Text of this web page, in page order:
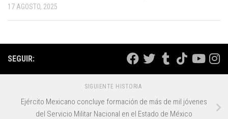
17 AGOSTO, 2025
SEGUIR:
SIGUIENTE HISTORIA
Ejército Mexicano concluye formación de más de mil jóvenes
del Servicio Militar Nacional en el Estado de México